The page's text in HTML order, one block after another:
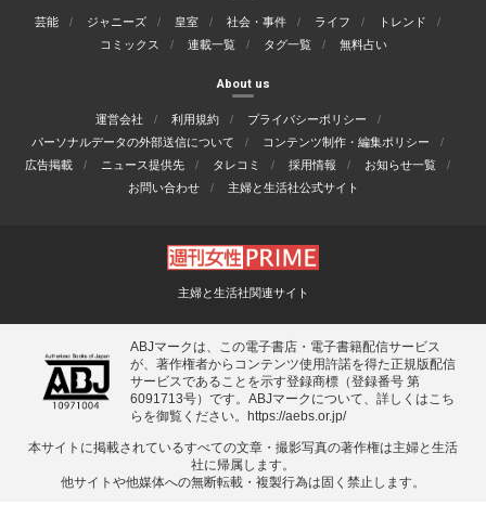
芸能 ジャニーズ 皇室 社会・事件 ライフ
トレンド
コミックス
連載一覧 タグ一覧 無料占い
About us
運営会社 利用規約
プライバシーポリシー
パーソナルデータの外部送信について
コンテンツ制作・編集ポリシー
広告掲載
ニュース提供先 タレコミ 採用情報
お知らせ一覧
お問い合わせ
主婦と生活社公式サイト
主婦と生活社関連サイト
ABJマークは、この電子書店・電子書籍配信サービス
が、著作権者からコンテンツ使用許諾を得た正規版配信
サービスであることを示す登録商標（登録番号 第
6091713号）です。ABJマークについて、詳しくはこち
らを御覧ください。
https://aebs.or.jp/
本サイトに掲載されているすべての⽂章・撮影写真の著作権は主婦と⽣活
社に帰属します。
他サイトや他媒体への無断転載・複製⾏為は固く禁⽌します。